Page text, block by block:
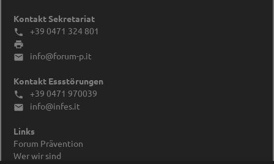
Kontakt Sekretariat
 +39 0471 324 801


info@forum-p.it
Kontakt Essstörungen
 +39 0471 970039
 info@infes.it
Links
Forum Prävention
Wer wir sind